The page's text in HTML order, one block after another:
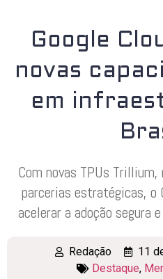
Google
novas
em
Com novas TPUs
parcerias estratégicas, o
acelerar a adoção segura
Redação
11
Destaque,